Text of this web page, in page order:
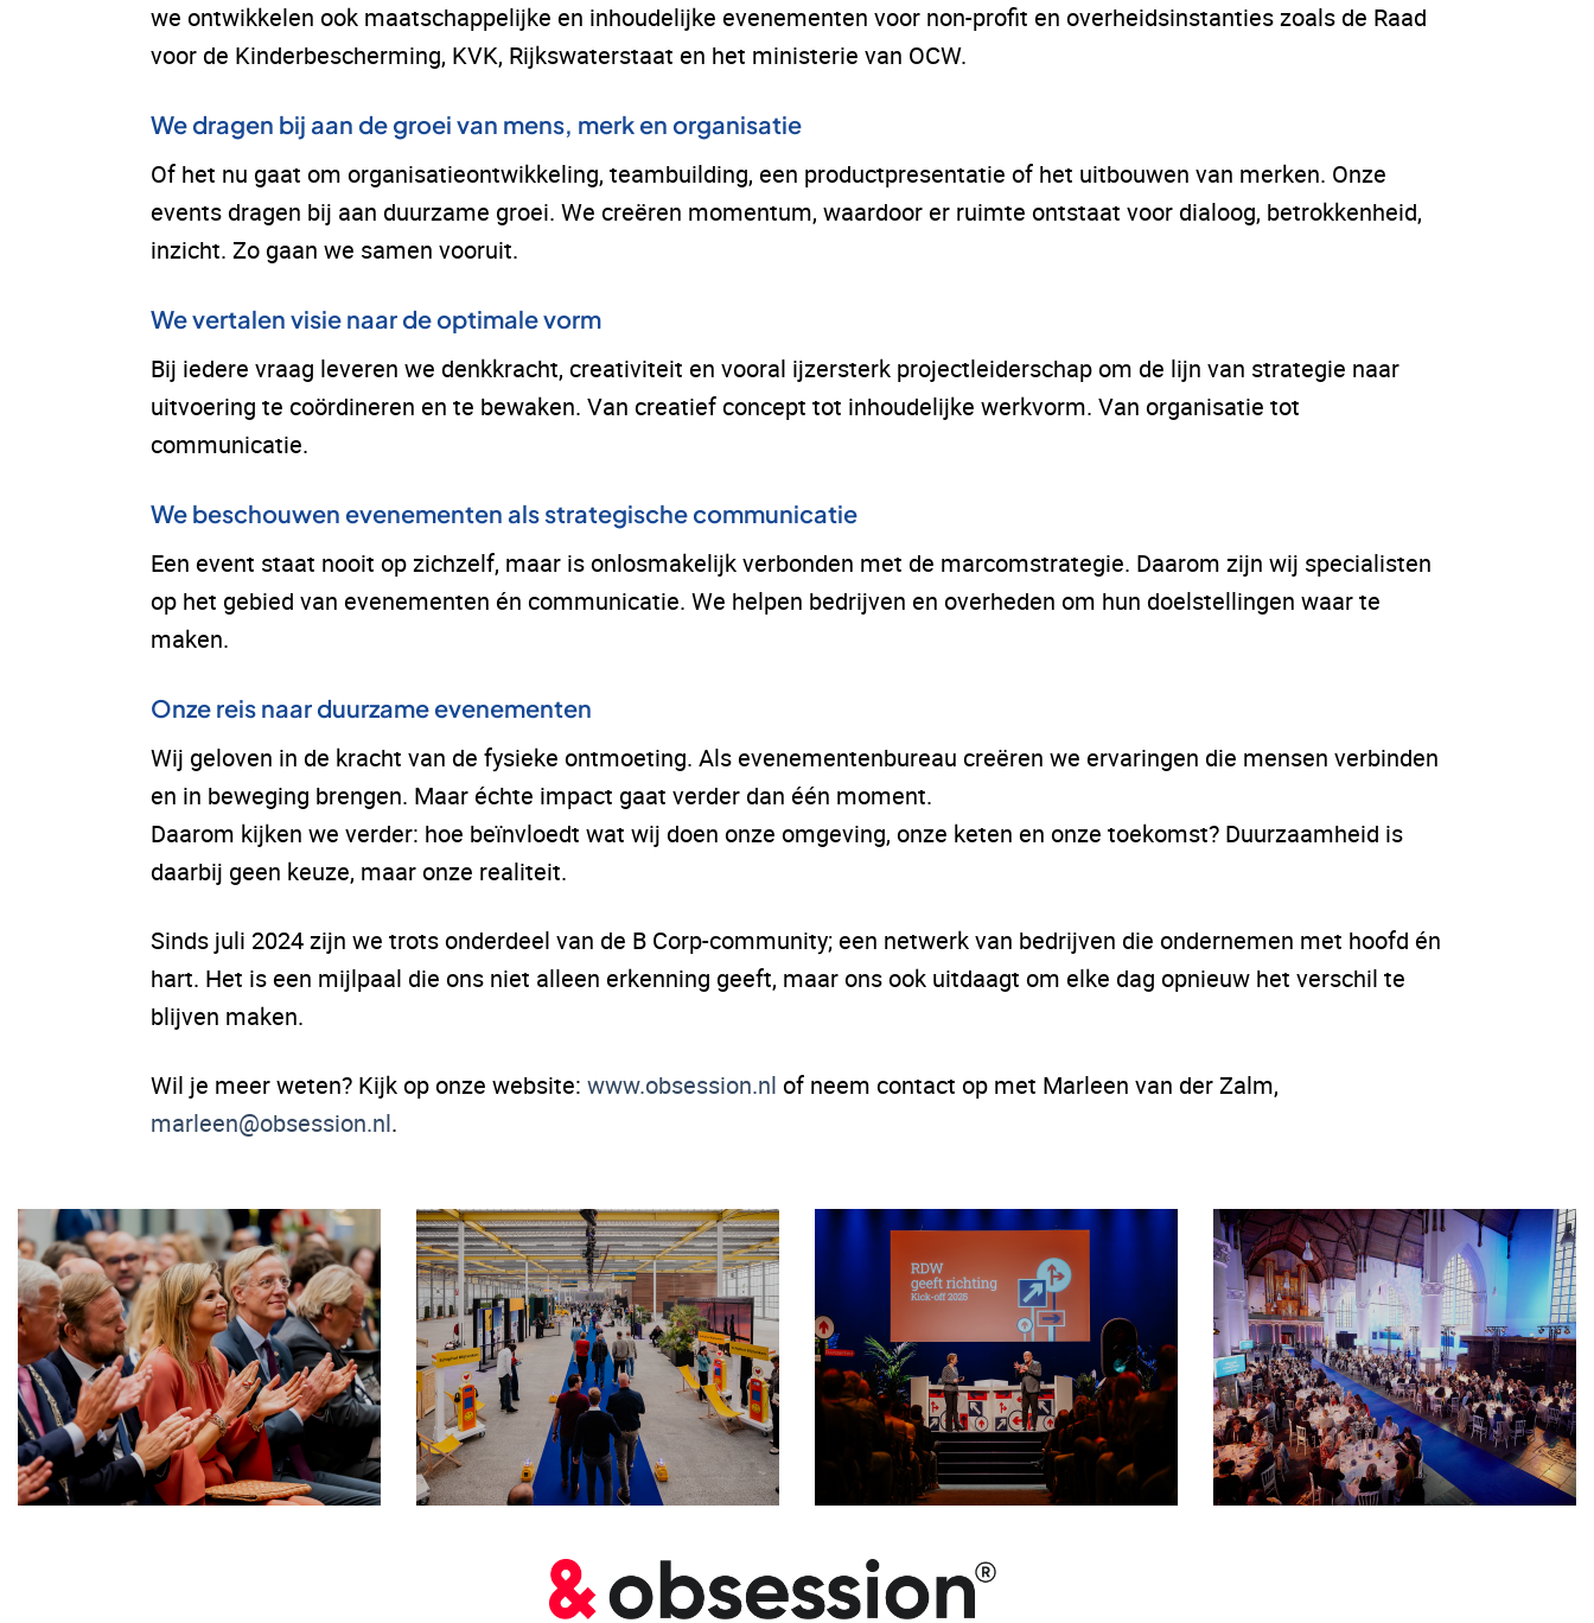
we ontwikkelen ook maatschappelijke en inhoudelijke evenementen voor non-profit en overheidsinstanties zoals de Raad
voor de Kinderbescherming, KVK, Rijkswaterstaat en het ministerie van OCW.
We dragen bij aan de groei van mens, merk en organisatie
Of het nu gaat om organisatieontwikkeling, teambuilding, een productpresentatie of het uitbouwen van merken. Onze
events dragen bij aan duurzame groei. We creëren momentum, waardoor er ruimte ontstaat voor dialoog, betrokkenheid,
inzicht. Zo gaan we samen vooruit.
We vertalen visie naar de optimale vorm
Bij iedere vraag leveren we denkkracht, creativiteit en vooral ijzersterk projectleiderschap om de lijn van strategie naar
uitvoering te coördineren en te bewaken. Van creatief concept tot inhoudelijke werkvorm. Van organisatie tot
communicatie.
We beschouwen evenementen als strategische communicatie
Een event staat nooit op zichzelf, maar is onlosmakelijk verbonden met de marcomstrategie. Daarom zijn wij specialisten
op het gebied van evenementen én communicatie. We helpen bedrijven en overheden om hun doelstellingen waar te
maken.
Onze reis naar duurzame evenementen
Wij geloven in de kracht van de fysieke ontmoeting. Als evenementenbureau creëren we ervaringen die mensen verbinden
en in beweging brengen. Maar échte impact gaat verder dan één moment.
Daarom kijken we verder: hoe beïnvloedt wat wij doen onze omgeving, onze keten en onze toekomst? Duurzaamheid is
daarbij geen keuze, maar onze realiteit.
Sinds juli 2024 zijn we trots onderdeel van de B Corp-community; een netwerk van bedrijven die ondernemen met hoofd én
hart. Het is een mijlpaal die ons niet alleen erkenning geeft, maar ons ook uitdaagt om elke dag opnieuw het verschil te
blijven maken.
Wil je meer weten? Kijk op onze website: www.obsession.nl of neem contact op met Marleen van der Zalm,
marleen@obsession.nl.